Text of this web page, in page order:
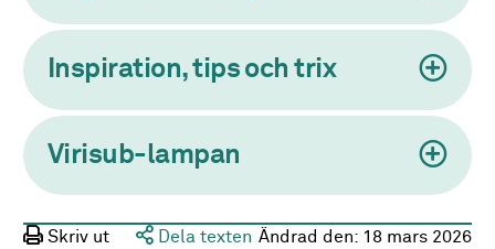
Inspiration, tips och trix
Virisub-lampan
Skriv ut Dela texten Ändrad den: 18 mars 2026